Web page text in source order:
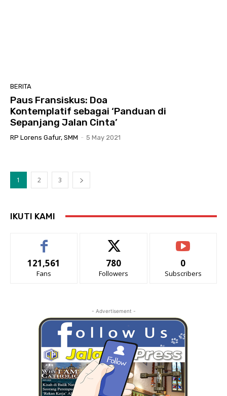
BERITA
Paus Fransiskus: Doa
Kontemplatif sebagai ‘Panduan di
Sepanjang Jalan Cinta’
RP Lorens Gafur, SMM - 5 May 2021
1 2 3
IKUTI KAMI
121,561
Fans
780
Followers
0
Subscribers
- Advertisement -